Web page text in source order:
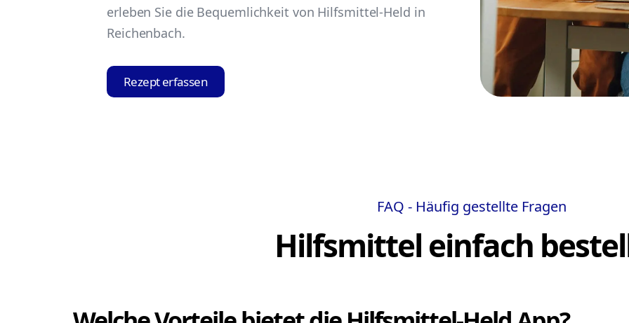
erleben Sie die Bequemlichkeit von Hilfsmittel-Held in
Reichenbach.
Rezept erfassen
FAQ - Häufig gestellte Fragen
Hilfsmittel einfach